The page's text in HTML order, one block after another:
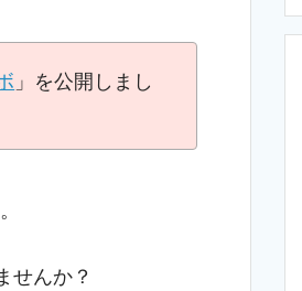
」を公開しまし
せんか？